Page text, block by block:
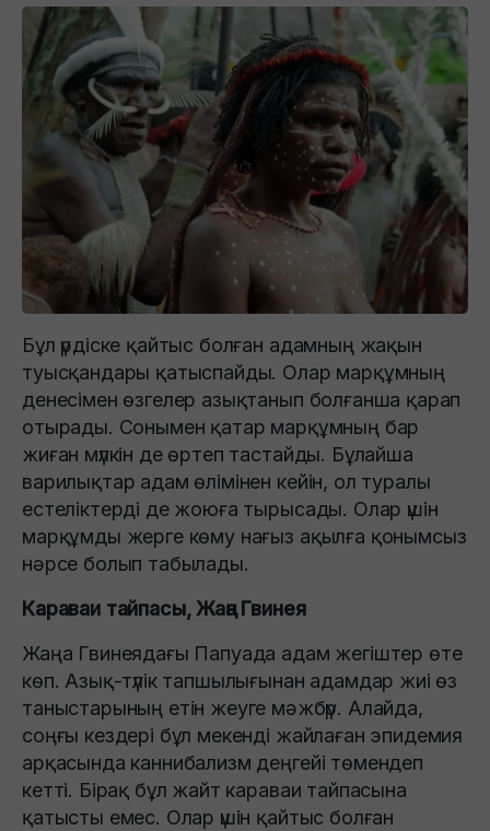
Бұл үрдіске қайтыс болған адамның жақын
туысқандары қатыспайды. Олар марқұмның
денесімен өзгелер азықтанып болғанша қарап
отырады. Сонымен қатар марқұмның бар
жиған мүлкін де өртеп тастайды. Бұлайша
варилықтар адам өлімінен кейін, ол туралы
естеліктерді де жоюға тырысады. Олар үшін
марқұмды жерге көму нағыз ақылға қонымсыз
нәрсе болып табылады.
Караваи тайпасы, Жаңа Гвинея
Жаңа Гвинеядағы Папуада адам жегіштер өте
көп. Азық-түлік тапшылығынан адамдар жиі өз
таныстарының етін жеуге мәжбүр. Алайда,
соңғы кездері бұл мекенді жайлаған эпидемия
арқасында каннибализм деңгейі төмендеп
кетті. Бірақ бұл жайт караваи тайпасына
қатысты емес. Олар үшін қайтыс болған